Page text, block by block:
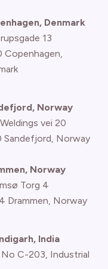
Denmark
13
Copenhagen
Norway
vei 20
Sandefjord, Norway
Norway
Torg 4
Drammen, Norway
India
C-203, Industrial